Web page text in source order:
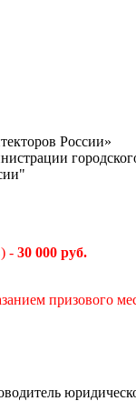
России»
- 30 000 руб.
призового